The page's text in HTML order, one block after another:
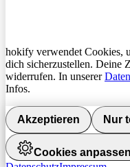
hokify verwendet Cookies,
dich sicherzustellen. Deine
widerrufen. In unserer
Infos.
Akzeptieren Nur
Cookies anpassen